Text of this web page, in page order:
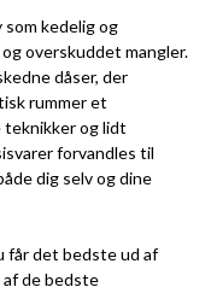
som kedelig og
overskuddet mangler.
dåser, der
rummer et
teknikker og lidt
forvandles til
dig selv og dine
får det bedste ud af
af de bedste